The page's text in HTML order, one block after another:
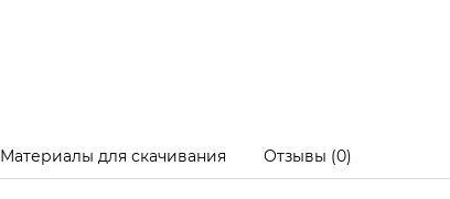
Материалы для скачивания Отзывы (0)